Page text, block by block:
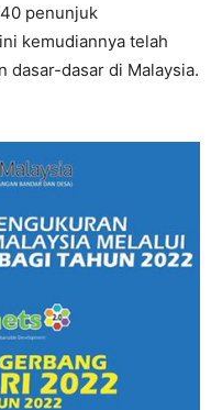
penunjuk
kemudiannya telah
dasar-dasar di Malaysia.